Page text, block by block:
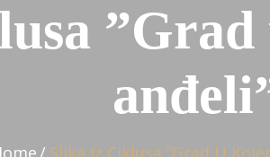
Slika Iz Ciklusa ”Grad U